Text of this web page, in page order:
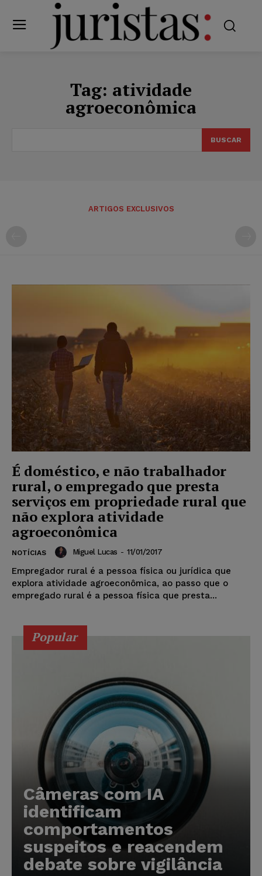
Tag: atividade
agroeconômica
BUSCAR
ARTIGOS EXCLUSIVOS
É doméstico, e não trabalhador
rural, o empregado que presta
serviços em propriedade rural que
não explora atividade
agroeconômica
NOTÍCIAS Miguel Lucas - 11/01/2017
Empregador rural é a pessoa física ou jurídica que
explora atividade agroeconômica, ao passo que o
empregado rural é a pessoa física que presta...
Popular
Câmeras com IA
identificam
comportamentos
suspeitos e reacendem
debate sobre vigilância